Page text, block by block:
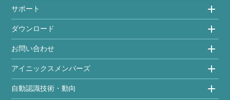
サポート
ダウンロード
お問い合わせ
アイニックスメンバーズ
自動認識技術・動向